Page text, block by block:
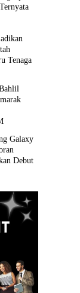
Tenaga
Galaxy
Debut